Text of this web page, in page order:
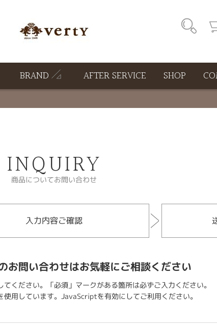
BRAND AFTER SERVICE SHOP
INQUIRY
商品についてお問い合わせ
入力内容ご確認
お問い合わせはお気軽にご相談ください
ください。「必須」マークがある箇所は必ずご入力ください。
用しています。JavaScriptを有効にしてご利用ください。